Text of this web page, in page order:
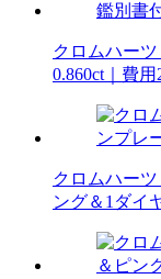
クロムハー
0.860ct｜費
クロムハー
ング＆1ダイ